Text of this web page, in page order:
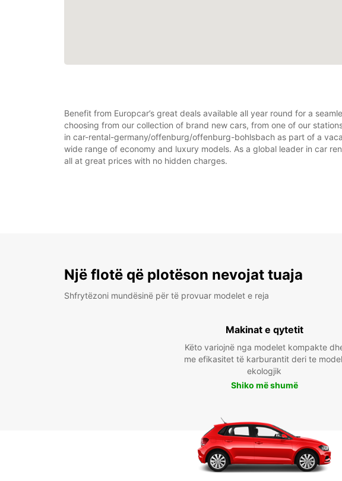
Benefit from Europcar’s great deals available all year round for a
choosing from our collection of brand new cars, from one of our
in car-rental-germany/offenburg/offenburg-bohlsbach as part of a
wide range of economy and luxury models. As a global leader in car
all at great prices with no hidden charges.
Një flotë që plotëson nevojat tuaja
Shfrytëzoni mundësinë për të provuar modelet e reja
Makinat e qytetit
Këto variojnë nga modelet kompakte
me efikasitet të karburantit deri te
ekologjik
Shiko më shumë